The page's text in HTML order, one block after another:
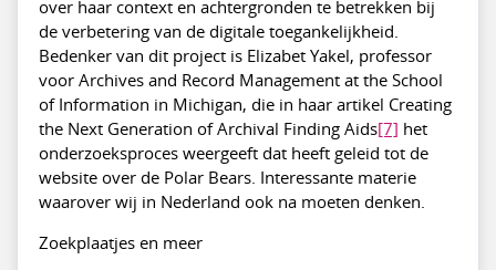
over haar context en achtergronden te betrekken bij
de verbetering van de digitale toegankelijkheid.
Bedenker van dit project is Elizabet Yakel, professor
voor Archives and Record Management at the School
of Information in Michigan, die in haar artikel Creating
the Next Generation of Archival Finding Aids[7] het
onderzoeksproces weergeeft dat heeft geleid tot de
website over de Polar Bears. Interessante materie
waarover wij in Nederland ook na moeten denken.
Zoekplaatjes en meer